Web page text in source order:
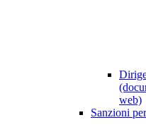
web)
Sanzioni